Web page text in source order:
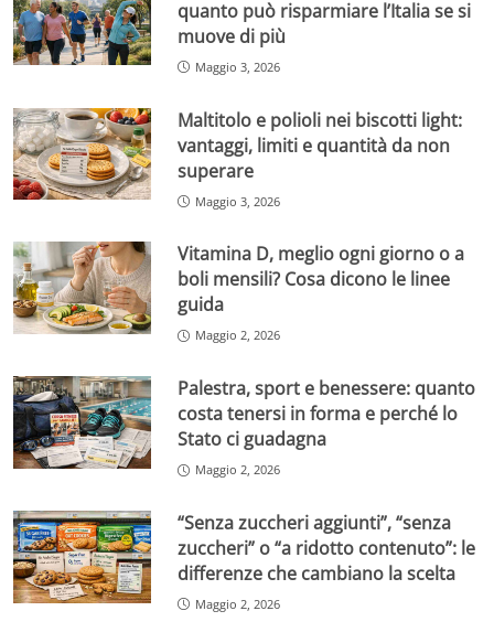
quanto può risparmiare l’Italia se si
muove di più
Maggio 3, 2026
Maltitolo e polioli nei biscotti light:
vantaggi, limiti e quantità da non
superare
Maggio 3, 2026
Vitamina D, meglio ogni giorno o a
boli mensili? Cosa dicono le linee
guida
Maggio 2, 2026
Palestra, sport e benessere: quanto
costa tenersi in forma e perché lo
Stato ci guadagna
Maggio 2, 2026
“Senza zuccheri aggiunti”, “senza
zuccheri” o “a ridotto contenuto”: le
differenze che cambiano la scelta
Maggio 2, 2026